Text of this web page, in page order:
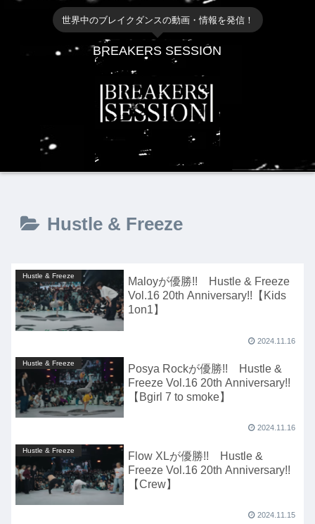
世界中のブレイクダンスの動画・情報を発信！
BREAKERS SESSION
Hustle & Freeze
Hustle & Freeze
Maloyが優勝!! Hustle & Freeze
Vol.16 20th Anniversary!!【Kids
1on1】
2024.11.16
Hustle & Freeze
Posya Rockが優勝!! Hustle &
Freeze Vol.16 20th Anniversary!!
【Bgirl 7 to smoke】
2024.11.16
Hustle & Freeze
Flow XLが優勝!! Hustle &
Freeze Vol.16 20th Anniversary!!
【Crew】
2024.11.15